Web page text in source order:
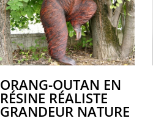
ORANG-OUTAN EN
RÉSINE RÉALISTE
GRANDEUR NATURE